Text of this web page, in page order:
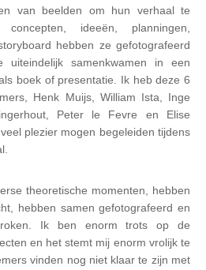
van beelden om hun verhaal te
ideeën, planningen,
hebben ze gefotografeerd
uiteindelijk samenkwamen in een
boek of presentatie. Ik heb deze 6
Henk Muijs, William Ista, Inge
Peter le Fevre en Elise
plezier mogen begeleiden tijdens
theoretische momenten, hebben
hebben samen gefotografeerd en
Ik ben enorm trots op de
en het stemt mij enorm vrolijk te
vinden nog niet klaar te zijn met